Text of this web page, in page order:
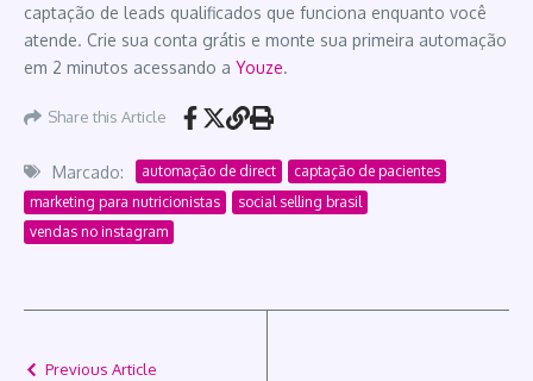
captação de leads qualificados que funciona enquanto você
atende. Crie sua conta grátis e monte sua primeira automação
em 2 minutos acessando a Youze.
Share this Article
Marcado: automação de direct
captação de pacientes
marketing para nutricionistas
social selling brasil
vendas no instagram
Previous Article